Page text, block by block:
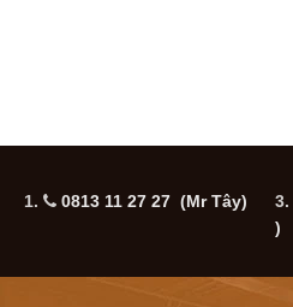
1. 0813 11 27 27 (Mr Tây) 3.
)